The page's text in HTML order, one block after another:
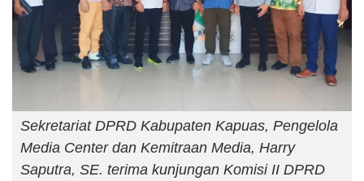
Sekretariat DPRD Kabupaten Kapuas, Pengelola
Media Center dan Kemitraan Media, Harry
Saputra, SE. terima kunjungan Komisi II DPRD